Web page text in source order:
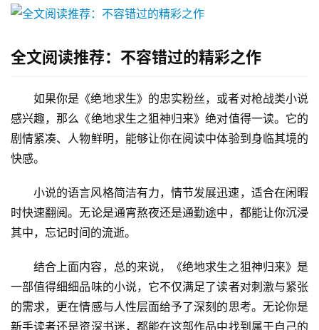
全文阅读推荐：不容错过的精彩之作
如果你是《绝地求生》的忠实粉丝，或者对枪战类小说
感兴趣，那么《绝地求生之狙神归来》绝对值得一读。它的
剧情紧凑、人物鲜明，能够让你在阅读中体验到身临其境的
快感。
小说的语言风格简洁有力，情节发展迅速，适合在闲暇
时快速翻阅。无论是通宵熬夜还是通勤途中，都能让你沉浸
其中，忘记时间的流逝。
结合上面内容，总的来说，《绝地求生之狙神归来》是
一部值得细细品味的小说，它不仅满足了读者对刺激与紧张
的需求，更在情感与人性层面给予了深刻的思考。无论你是
新手读者还是资深书迷，都能在这部作品中找到属于自己的